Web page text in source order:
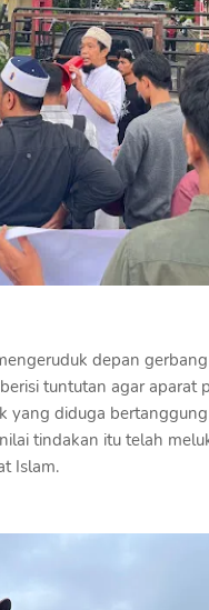
depan
tuntutan agar aparat
yang diduga
tindakan itu telah
Islam.